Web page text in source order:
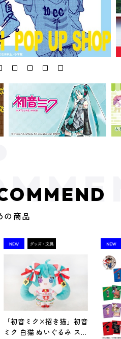
の商品
「初音ミク×招き猫」初音
ミク 白猫 ぬいぐるみ スタ